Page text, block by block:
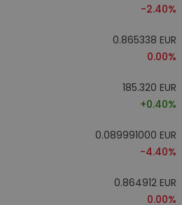
-2.40%
0.865338 EUR
0.00%
185.320 EUR
+0.40%
0.089991000 EUR
-4.40%
0.864912 EUR
0.00%